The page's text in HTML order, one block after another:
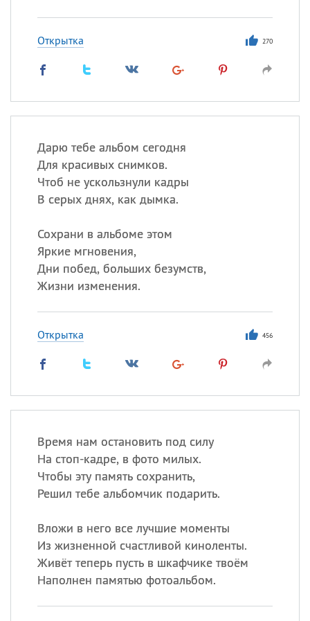
Открытка 270
Дарю тебе альбом сегодня
Для красивых снимков.
Чтоб не ускользнули кадры
В серых днях, как дымка.
Сохрани в альбоме этом
Яркие мгновения,
Дни побед, больших безумств,
Жизни изменения.
Открытка 456
Время нам остановить под силу
На стоп-кадре, в фото милых.
Чтобы эту память сохранить,
Решил тебе альбомчик подарить.
Вложи в него все лучшие моменты
Из жизненной счастливой киноленты.
Живёт теперь пусть в шкафчике твоём
Наполнен памятью фотоальбом.